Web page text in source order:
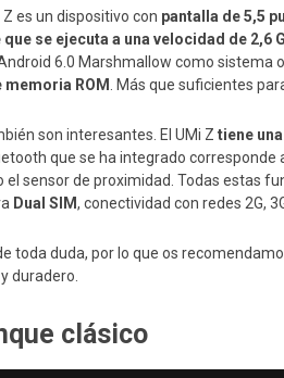
es un dispositivo con pantalla de 5,5
se ejecuta a una velocidad de 2,6
6.0 Marshmallow como sistema
memoria ROM . Más que suficientes
son interesantes. El UMi Z tiene
que se ha integrado
el sensor de proximidad. Todas estas
Dual SIM, conectividad con redes 2G,
toda duda, por lo que os
y duradero.
clásico